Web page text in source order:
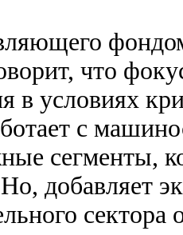
что
в условиях
с
сегменты,
добавляет
сектора